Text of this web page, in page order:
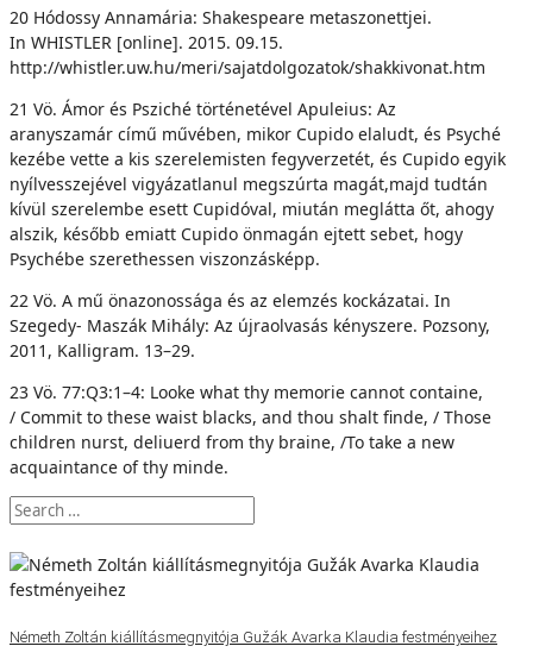
20 Hódossy Annamária: Shakespeare metaszonettjei.
In WHISTLER [online]. 2015. 09.15.
http://whistler.uw.hu/meri/sajatdolgozatok/shakkivonat.htm
21 Vö. Ámor és Psziché történetével Apuleius: Az
aranyszamár című művében, mikor Cupido elaludt, és Psyché
kezébe vette a kis szerelemisten fegyverzetét, és Cupido egyik
nyílvesszejével vigyázatlanul megszúrta magát,majd tudtán
kívül szerelembe esett Cupidóval, miután meglátta őt, ahogy
alszik, később emiatt Cupido önmagán ejtett sebet, hogy
Psychébe szerethessen viszonzásképp.
22 Vö. A mű önazonossága és az elemzés kockázatai. In
Szegedy- Maszák Mihály: Az újraolvasás kényszere. Pozsony,
2011, Kalligram. 13–29.
23 Vö. 77:Q3:1–4: Looke what thy memorie cannot containe,
/ Commit to these waist blacks, and thou shalt finde, / Those
children nurst, deliuerd from thy braine, /To take a new
acquaintance of thy minde.
Németh Zoltán kiállításmegnyitója Gužák Avarka Klaudia festményeihez